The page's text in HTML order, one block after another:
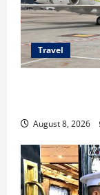
Travel
August 8, 2026